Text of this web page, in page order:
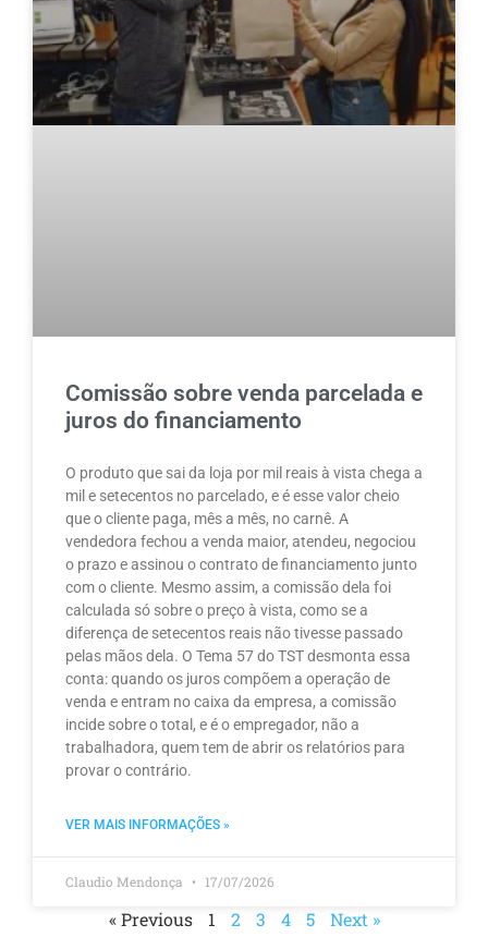
Comissão sobre venda parcelada e
juros do financiamento
O produto que sai da loja por mil reais à vista chega a
mil e setecentos no parcelado, e é esse valor cheio
que o cliente paga, mês a mês, no carnê. A
vendedora fechou a venda maior, atendeu, negociou
o prazo e assinou o contrato de financiamento junto
com o cliente. Mesmo assim, a comissão dela foi
calculada só sobre o preço à vista, como se a
diferença de setecentos reais não tivesse passado
pelas mãos dela. O Tema 57 do TST desmonta essa
conta: quando os juros compõem a operação de
venda e entram no caixa da empresa, a comissão
incide sobre o total, e é o empregador, não a
trabalhadora, quem tem de abrir os relatórios para
provar o contrário.
VER MAIS INFORMAÇÕES »
Claudio Mendonça 17/07/2026
« Previous 1 2 3 4 5 Next »